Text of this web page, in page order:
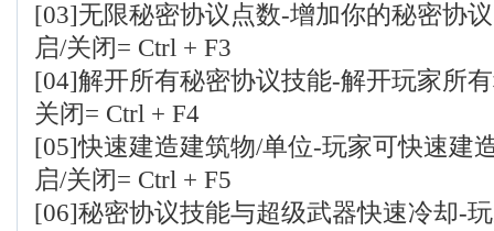
[03]无限秘密协议点数-增加你的秘密协
启/关闭= Ctrl + F3
[04]解开所有秘密协议技能-解开玩家所
关闭= Ctrl + F4
[05]快速建造建筑物/单位-玩家可快速建
启/关闭= Ctrl + F5
[06]秘密协议技能与超级武器快速冷却-